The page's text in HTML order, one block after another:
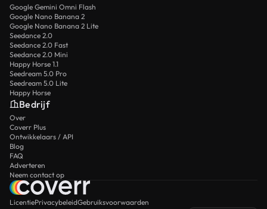
Google Gemini Omni Flash
Google Nano Banana 2
Google Nano Banana 2 Lite
Seedance 2.0
Seedance 2.0 Fast
Seedance 2.0 Mini
Happy Horse 1.1
Seedream 5.0 Pro
Seedream 5.0 Lite
Happy Horse
Bedrijf
Over
Coverr Plus
Ontwikkelaars / API
Blog
FAQ
Adverteren
Neem contact op
LicentiePrivacybeleidGebruiksvoorwaarden